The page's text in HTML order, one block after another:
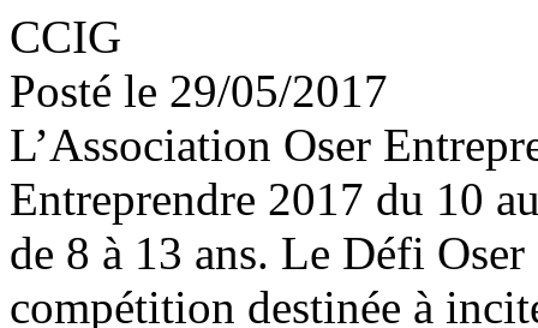
CCIG
Posté le 29/05/2017
L’Association Oser
Entreprendre 2017 du 10
de 8 à 13 ans. Le Défi
compétition destinée à